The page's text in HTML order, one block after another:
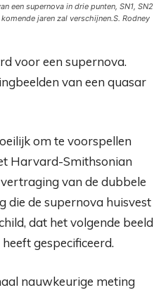
een supernova in drie punten, SN1, SN2
jaren zal verschijnen.S. Rodney
voor een supernova.
van een quasar
om te voorspellen
Harvard-Smithsonian
van de dubbele
die de supernova huisvest
dat het volgende beeld
gespecificeerd.
nauwkeurige meting